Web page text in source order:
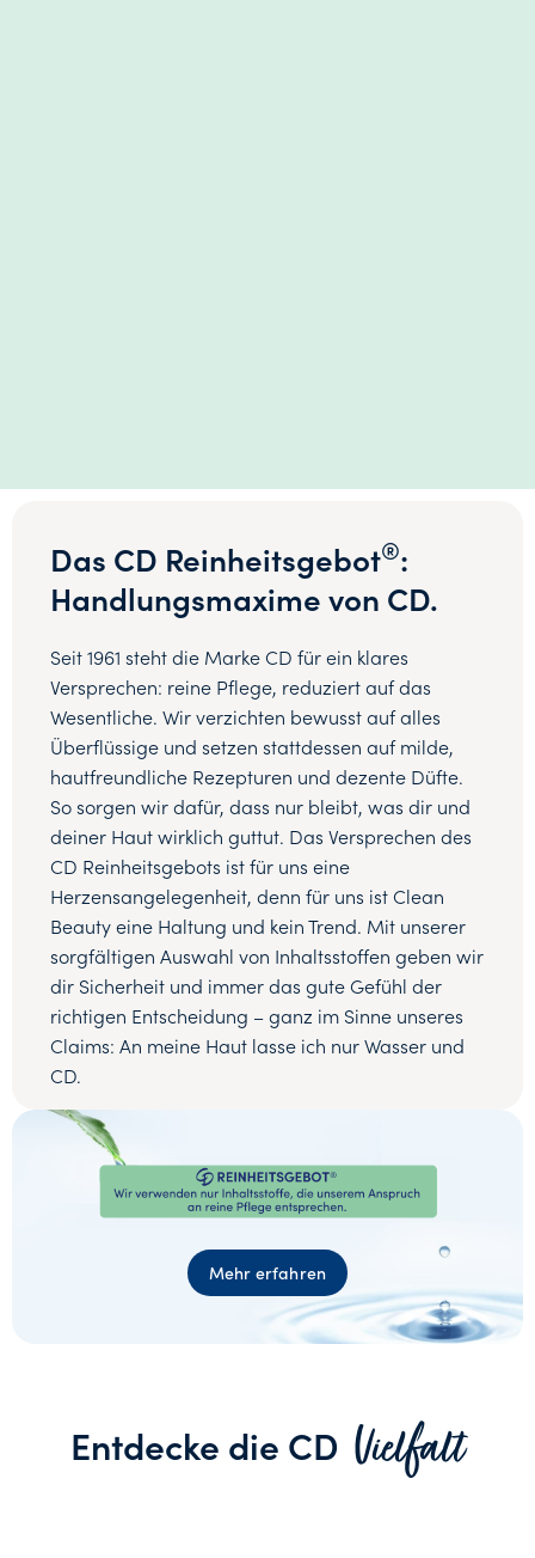
Das CD Reinheitsgebot®:
Handlungsmaxime von CD.
Seit 1961 steht die Marke CD für ein klares
Versprechen: reine Pflege, reduziert auf das
Wesentliche. Wir verzichten bewusst auf alles
Überflüssige und setzen stattdessen auf milde,
hautfreundliche Rezepturen und dezente Düfte.
So sorgen wir dafür, dass nur bleibt, was dir und
deiner Haut wirklich guttut. Das Versprechen des
CD Reinheitsgebots ist für uns eine
Herzensangelegenheit, denn für uns ist Clean
Beauty eine Haltung und kein Trend. Mit unserer
sorgfältigen Auswahl von Inhaltsstoffen geben wir
dir Sicherheit und immer das gute Gefühl der
richtigen Entscheidung – ganz im Sinne unseres
Claims: An meine Haut lasse ich nur Wasser und
CD.
Mehr erfahren
Entdecke die CD Vielfalt